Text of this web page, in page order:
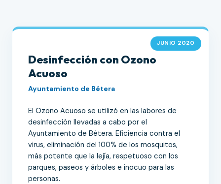
JUNIO 2020
Desinfección con Ozono
Acuoso
Ayuntamiento de Bétera
El Ozono Acuoso se utilizó en las labores de
desinfección llevadas a cabo por el
Ayuntamiento de Bétera. Eficiencia contra el
virus, eliminación del 100% de los mosquitos,
más potente que la lejía, respetuoso con los
parques, paseos y árboles e inocuo para las
personas.